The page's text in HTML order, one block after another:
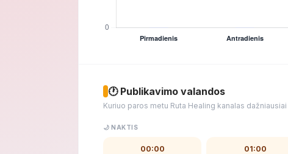
🕐 Publikavimo valandos
Kuriuo paros metu Ruta Healing kanalas
🌙 NAKTIS
00:00 01:00